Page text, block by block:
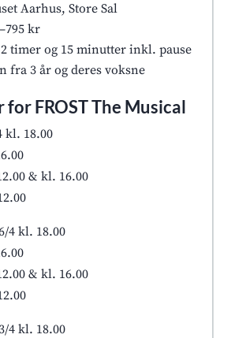
Aarhus, Store Sal
kr
timer og 15 minutter inkl. pause
fra 3 år og deres voksne
FROST The Musical
kl. 18.00
& kl. 16.00
4 kl. 18.00
& kl. 16.00
4 kl. 18.00